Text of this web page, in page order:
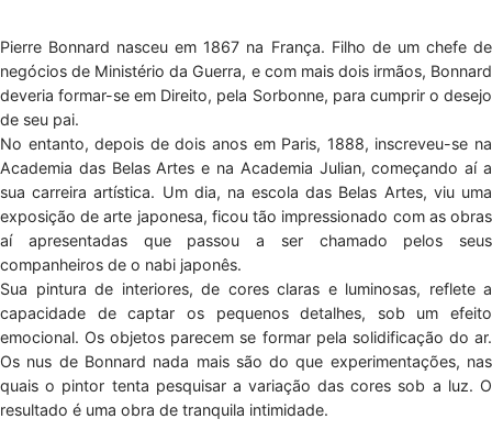
Pierre Bonnard nasceu em 1867 na França. Filho de um chefe de
negócios de Ministério da Guerra, e com mais dois irmãos, Bonnard
deveria formar-se em Direito, pela Sorbonne, para cumprir o desejo
de seu pai.
No entanto, depois de dois anos em Paris, 1888, inscreveu-se na
Academia das Belas Artes e na Academia Julian, começando aí a
sua carreira artística. Um dia, na escola das Belas Artes, viu uma
exposição de arte japonesa, ficou tão impressionado com as obras
aí apresentadas que passou a ser chamado pelos seus
companheiros de o nabi japonês.
Sua pintura de interiores, de cores claras e luminosas, reflete a
capacidade de captar os pequenos detalhes, sob um efeito
emocional. Os objetos parecem se formar pela solidificação do ar.
Os nus de Bonnard nada mais são do que experimentações, nas
quais o pintor tenta pesquisar a variação das cores sob a luz. O
resultado é uma obra de tranquila intimidade.